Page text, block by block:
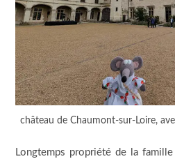
château de Chaumont-sur-Loire,
Longtemps propriété de la